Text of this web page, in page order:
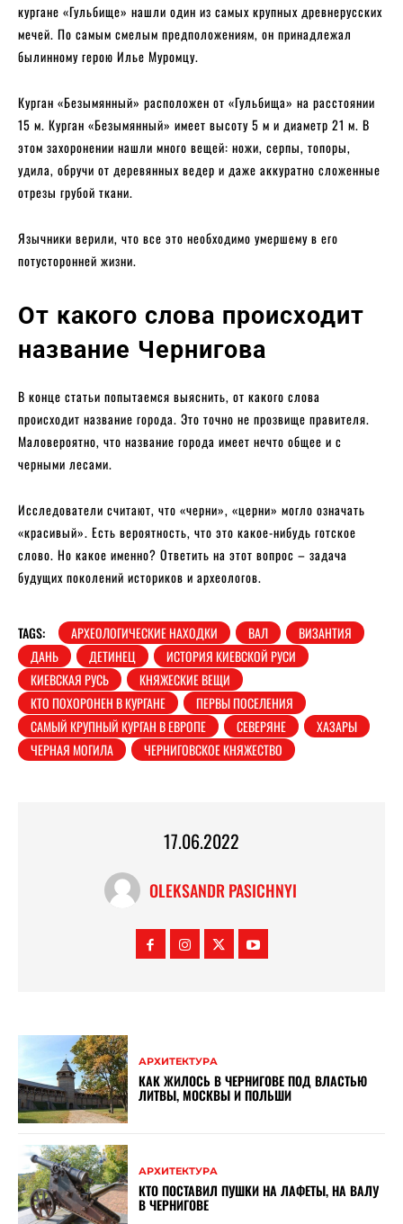
кургане «Гульбище» нашли один из самых крупных древнерусских
мечей. По самым смелым предположениям, он принадлежал
былинному герою Илье Муромцу.
Курган «Безымянный» расположен от «Гульбища» на расстоянии
15 м. Курган «Безымянный» имеет высоту 5 м и диаметр 21 м. В
этом захоронении нашли много вещей: ножи, серпы, топоры,
удила, обручи от деревянных ведер и даже аккуратно сложенные
отрезы грубой ткани.
Язычники верили, что все это необходимо умершему в его
потусторонней жизни.
От какого слова происходит
название Чернигова
В конце статьи попытаемся выяснить, от какого слова
происходит название города. Это точно не прозвище правителя.
Маловероятно, что название города имеет нечто общее и с
черными лесами.
Исследователи считают, что «черни», «церни» могло означать
«красивый». Есть вероятность, что это какое-нибудь готское
слово. Но какое именно? Ответить на этот вопрос – задача
будущих поколений историков и археологов.
TAGS: АРХЕОЛОГИЧЕСКИЕ НАХОДКИ ВАЛ
ВИЗАНТИЯ
ДАНЬ
ДЕТИНЕЦ
ИСТОРИЯ КИЕВСКОЙ РУСИ
КИЕВСКАЯ РУСЬ
КНЯЖЕСКИЕ ВЕЩИ
КТО ПОХОРОНЕН В КУРГАНЕ
ПЕРВЫ ПОСЕЛЕНИЯ
САМЫЙ КРУПНЫЙ КУРГАН В ЕВРОПЕ
СЕВЕРЯНЕ
ХАЗАРЫ
ЧЕРНАЯ МОГИЛА
ЧЕРНИГОВСКОЕ КНЯЖЕСТВО
17.06.2022
OLEKSANDR PASICHNYI
АРХИТЕКТУРА
КАК ЖИЛОСЬ В ЧЕРНИГОВЕ ПОД ВЛАСТЬЮ
ЛИТВЫ, МОСКВЫ И ПОЛЬШИ
АРХИТЕКТУРА
КТО ПОСТАВИЛ ПУШКИ НА ЛАФЕТЫ, НА ВАЛУ
В ЧЕРНИГОВЕ